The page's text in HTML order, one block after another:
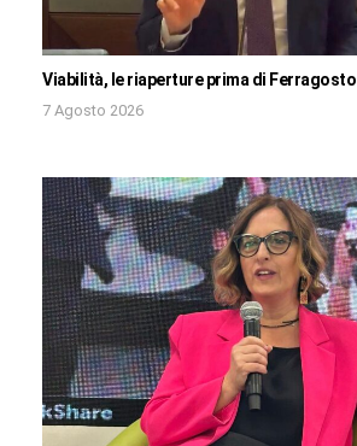
Viabilità, le riaperture prima di Ferragosto
7 Agosto 2026